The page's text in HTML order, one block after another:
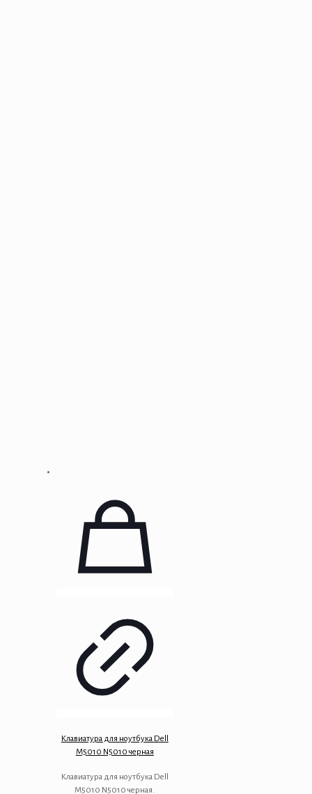
Клавиатура для ноутбука Dell
M5010 N5010 черная
Клавиатура для ноутбука Dell
M5010 N5010 черная.